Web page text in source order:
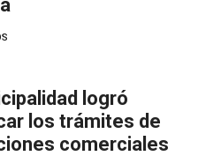
logró
los trámites de
comerciales